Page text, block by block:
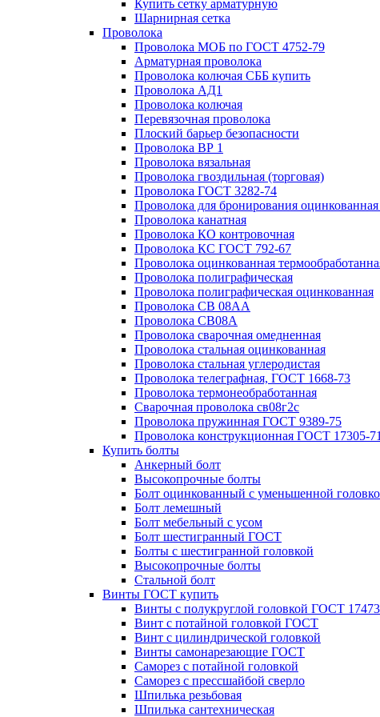
Купить сетку арматурную
Шарнирная сетка
Проволока
Проволока МОБ по ГОСТ 4752-79
Арматурная проволока
Проволока колючая СББ купить
Проволока АД1
Проволока колючая
Перевязочная проволока
Плоский барьер безопасности
Проволока ВР 1
Проволока вязальная
Проволока гвоздильная (торговая)
Проволока ГОСТ 3282-74
Проволока для бронирования
Проволока канатная
Проволока КО контровочная
Проволока КС ГОСТ 792-67
Проволока оцинкованная
Проволока полиграфическая
Проволока полиграфическая оцинкованная
Проволока СВ 08АА
Проволока СВ08А
Проволока сварочная омедненная
Проволока стальная оцинкованная
Проволока стальная углеродистая
Проволока телеграфная, ГОСТ 1668-73
Проволока термонеобработанная
Сварочная проволока св08г2с
Проволока пружинная ГОСТ 9389-75
Проволока конструкционная ГОСТ 17305-71
Купить болты
Анкерный болт
Высокопрочные болты
Болт оцинкованный с уменьшенной
Болт лемешный
Болт мебельный с усом
Болт шестигранный ГОСТ
Болты с шестигранной головкой
Высокопрочные болты
Стальной болт
Винты ГОСТ купить
Винты с полукруглой головкой ГОСТ
Винт с потайной головкой ГОСТ
Винт с цилиндрической головкой
Винты самонарезающие ГОСТ
Саморез с потайной головкой
Саморез с прессшайбой сверло
Шпилька резьбовая
Шпилька сантехническая